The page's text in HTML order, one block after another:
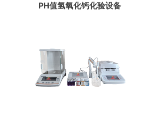
PH值氢氧化钙化验设备